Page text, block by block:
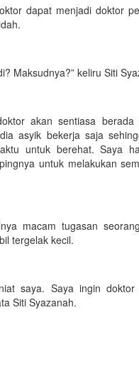
dapat menjadi doktor
Maksudnya?” keliru Siti
akan sentiasa
asyik bekerja saja
untuk berehat. Saya
untuk melakukan
macam tugasan
tergelak kecil.
saya. Saya ingin doktor
Siti Syazanah.